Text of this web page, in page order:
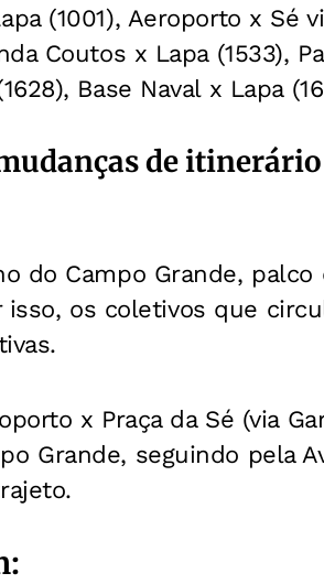
(1001), Aeroporto x Sé
Coutos x Lapa (1533),
Base Naval x Lapa
de itinerário
do Campo Grande,
isso, os coletivos que
x Praça da Sé (via
Grande, seguindo pela